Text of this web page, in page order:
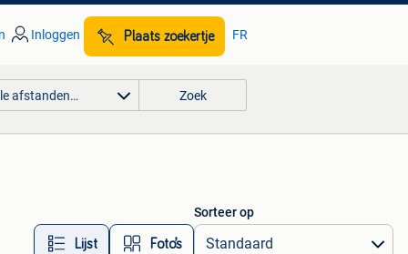
Inloggen Plaats zoekertje FR
afstanden… Zoek
Lijst Foto’s
Sorteer op